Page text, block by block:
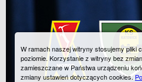
W ramach naszej witryny stosujemy pliki
poziomie. Korzystanie z witryny bez
zamieszczane w Państwa urządzeniu
zmiany ustawień dotyczących cookies.